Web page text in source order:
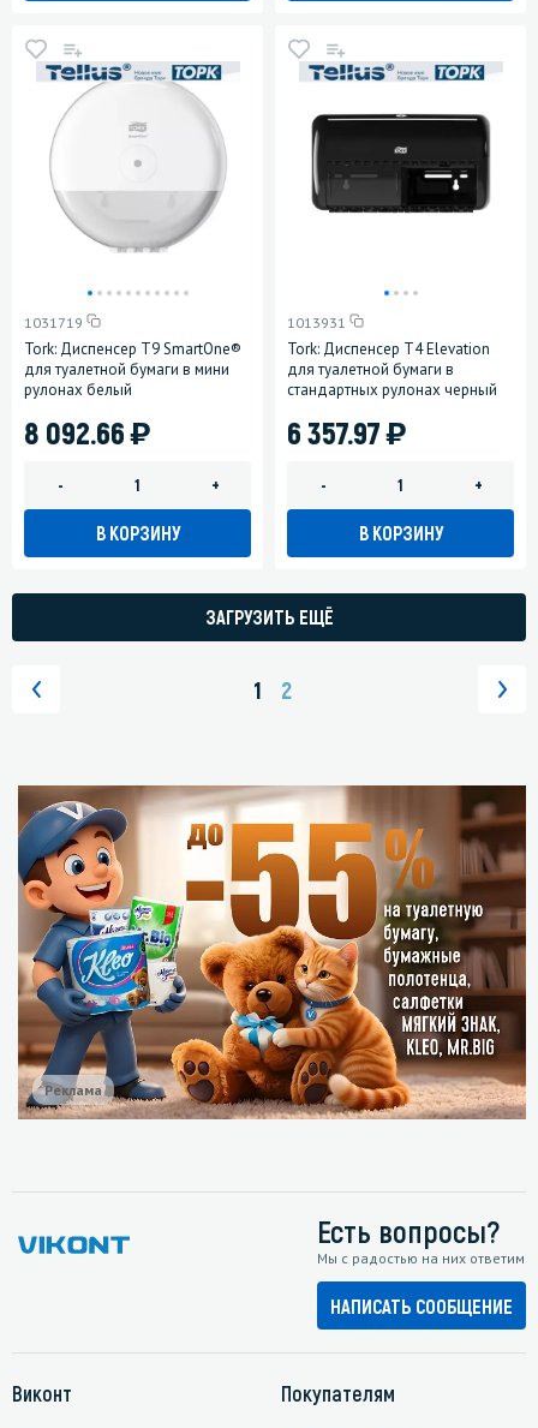
1031719
Tork: Диспенсер T9 SmartOne®
для туалетной бумаги в мини
рулонах белый
8 092.66)
- +
В КОРЗИНУ
1013931
Tork: Диспенсер T4 Elevation
для туалетной бумаги в
стандартных рулонах черный
6 357.97)
- +
В КОРЗИНУ
ЗАГРУЗИТЬ ЕЩЁ
1 2
Реклама
Есть вопросы?
Мы с радостью на них ответим
НАПИСАТЬ СООБЩЕНИЕ
Виконт Покупателям